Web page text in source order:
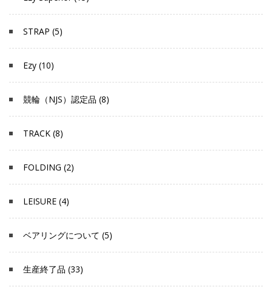
STRAP (5)
Ezy (10)
競輪（NJS）認定品 (8)
TRACK (8)
FOLDING (2)
LEISURE (4)
ベアリングについて (5)
生産終了品 (33)